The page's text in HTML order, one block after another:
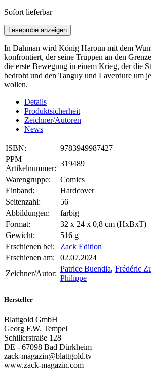
Sofort lieferbar
Leseprobe anzeigen
In Dahman wird König Haroun mit dem
konfrontiert, der seine Truppen an den
die erste Bewegung in einem Krieg, der die
bedroht und den Tanguy und Laverdure um
wollen.
Details
Produktsicherheit
Zeichner/Autoren
News
ISBN:
9783949987427
PPM
Artikelnummer:
319489
Warengruppe:
Comics
Einband:
Hardcover
Seitenzahl:
56
Abbildungen:
farbig
Format:
32 x 24 x 0,8 cm (HxBxT)
Gewicht:
516 g
Erschienen bei:
Zack Edition
Erschienen am:
02.07.2024
Zeichner/Autor:
Patrice Buendia, Frédéric
Philippe
Hersteller
Blattgold GmbH
Georg F.W. Tempel
Schillerstraße 128
DE - 67098 Bad Dürkheim
zack-magazin@blattgold.tv
www.zack-magazin.com